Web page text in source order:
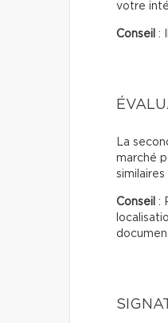
votre
Conseil :
La
marché
similaires
Conseil :